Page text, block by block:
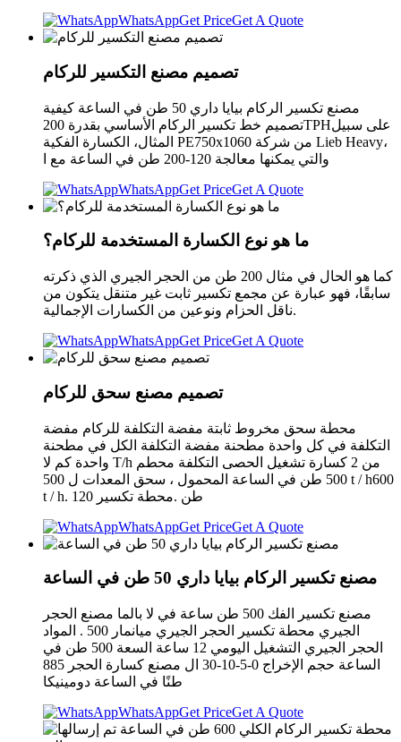
WhatsAppGet PriceGet A Quote
تصميم مصنع التكسير للركام
مصنع تكسير الركام بيايا داري 50 طن في الساعة كيفية
تصميم خط تكسير الركام الأساسي بقدرة 200TPHعلى سبيل
المثال، الكسارة الفكية PE750x1060 من شركة Lieb Heavy،
والتي يمكنها معالجة 120-200 طن في الساعة مع ا
WhatsAppGet PriceGet A Quote
ما هو نوع الكسارة المستخدمة للركام؟
كما هو الحال في مثال 200 طن من الحجر الجيري الذي ذكرته
سابقًا، فهو عبارة عن مجمع تكسير ثابت غير متنقل يتكون من
ناقل الحزام ونوعين من الكسارات الإجمالية.
WhatsAppGet PriceGet A Quote
تصميم مصنع سحق للركام
محطة سحق مخروط ثابتة مفضة التكلفة للركام مفضة
التكلفة في كل واحدة مطحنة مفضة التكلفة الكل في مطحنة
واحدة كم لا T/h من 2 كسارة تشغيل الحصى التكلفة محطم
500 طن في الساعة المحمول ، سحق المعدات ل 500 t / h600
t / h. 120 طن .محطة تكسير
WhatsAppGet PriceGet A Quote
مصنع تكسير الركام بيايا داري 50 طن في الساعة
مصنع تكسير الفك 500 طن ساعة في لا بالما مصنع الحجر
الجيري محطة تكسير الحجر الجيري ميانمار 500 . المواد
الحجر الجيري التشغيل اليومي 12 ساعة السعة 500 طن في
الساعة حجم الإخراج 0-5-10-30 ال مصنع كسارة الحجر 885
طنًا في الساعة دومينيكا
WhatsAppGet PriceGet A Quote